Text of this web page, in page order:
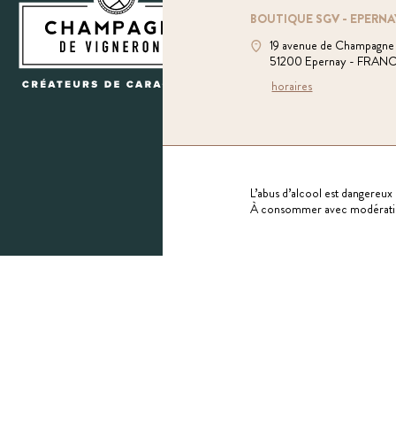
BOUTIQUE SGV -
19 avenue de Champagne
51200 Epernay -
horaires
L’abus d’alcool est
À consommer avec